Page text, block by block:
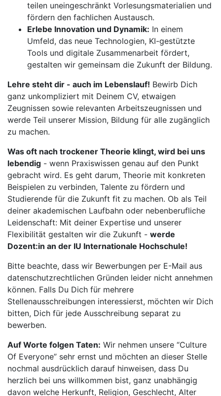
teilen uneingeschränkt Vorlesungsmaterialien und
fördern den fachlichen Austausch.
Erlebe Innovation und Dynamik: In einem
Umfeld, das neue Technologien, KI-gestützte
Tools und digitale Zusammenarbeit fördert,
gestalten wir gemeinsam die Zukunft der Bildung.
Lehre steht dir - auch im Lebenslauf! Bewirb Dich
ganz unkompliziert mit Deinem CV, etwaigen
Zeugnissen sowie relevanten Arbeitszeugnissen und
werde Teil unserer Mission, Bildung für alle zugänglich
zu machen.
Was oft nach trockener Theorie klingt, wird bei uns
lebendig - wenn Praxiswissen genau auf den Punkt
gebracht wird. Es geht darum, Theorie mit konkreten
Beispielen zu verbinden, Talente zu fördern und
Studierende für die Zukunft fit zu machen. Ob als Teil
deiner akademischen Laufbahn oder nebenberufliche
Leidenschaft: Mit deiner Expertise und unserer
Flexibilität gestalten wir die Zukunft - werde
Dozent:in an der IU Internationale Hochschule!
Bitte beachte, dass wir Bewerbungen per E-Mail aus
datenschutzrechtlichen Gründen leider nicht annehmen
können. Falls Du Dich für mehrere
Stellenausschreibungen interessierst, möchten wir Dich
bitten, Dich für jede Ausschreibung separat zu
bewerben.
Auf Worte folgen Taten: Wir nehmen unsere “Culture
Of Everyone” sehr ernst und möchten an dieser Stelle
nochmal ausdrücklich darauf hinweisen, dass Du
herzlich bei uns willkommen bist, ganz unabhängig
davon welche Herkunft, Religion, Geschlecht, Alter